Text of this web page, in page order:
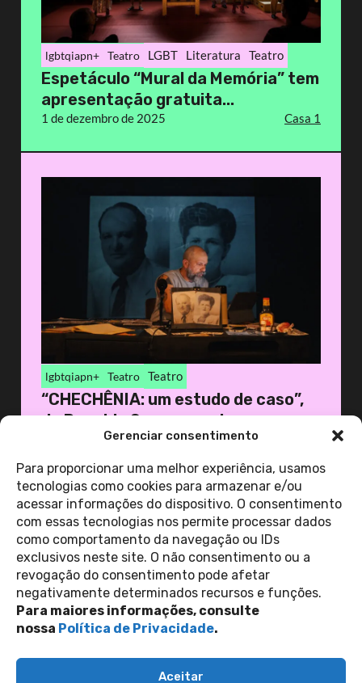
Gerenciar consentimento
Para proporcionar uma melhor experiência, usamos
tecnologias como cookies para armazenar e/ou
acessar informações do dispositivo. O consentimento
com essas tecnologias nos permite processar dados
como comportamento da navegação ou IDs
exclusivos neste site. O não consentimento ou a
revogação do consentimento pode afetar
negativamente determinados recursos e funções.
Para maiores informações, consulte
nossa Política de Privacidade.
Aceitar
lgbtqiapn+ Teatro LGBT Literatura Teatro
Espetáculo “Mural da Memória” tem
apresentação gratuita...
1 de dezembro de 2025 Casa 1
lgbtqiapn+ Teatro Teatro
“CHECHÊNIA: um estudo de caso”,
de Ronaldo Serruya, vol...
27 de novembro de 2025
ver todas as
notícias
Contato
Política de Privacidade
Perguntas Frequentes
copyright 2026
siga-nos nas redes sociais